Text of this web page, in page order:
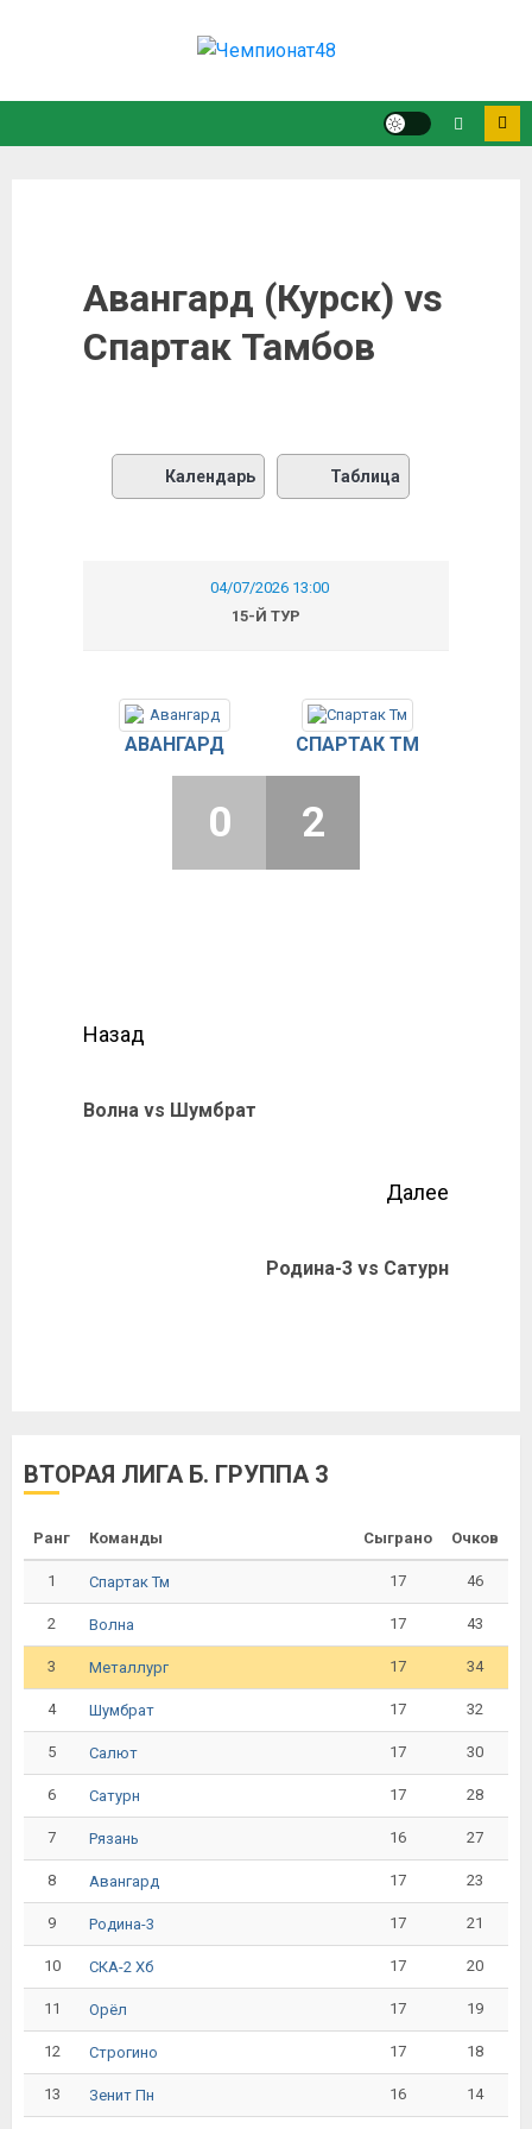
Авангард (Курск) vs
Спартак Тамбов
Календарь Таблица
04/07/2026 13:00
15-Й ТУР
АВАНГАРД СПАРТАК ТМ
0 2
Назад
Волна vs Шумбрат
Далее
Родина-3 vs Сатурн
ВТОРАЯ ЛИГА Б. ГРУППА 3
Ранг Команды Сыграно Очков
1 Спартак Тм 17 46
2 Волна 17 43
3 Металлург 17 34
4 Шумбрат 17 32
5 Салют 17 30
6 Сатурн 17 28
7 Рязань 16 27
8 Авангард 17 23
9 Родина-3 17 21
10 СКА-2 Хб 17 20
11 Орёл 17 19
12 Строгино 17 18
13 Зенит Пн 16 14